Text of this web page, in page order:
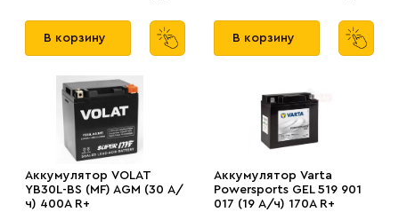
В корзину В корзину
Аккумулятор VOLAT
YB30L-BS (MF) AGM (30 А/
ч) 400A R+
Аккумулятор Varta
Powersports GEL 519 901
017 (19 А/ч) 170A R+